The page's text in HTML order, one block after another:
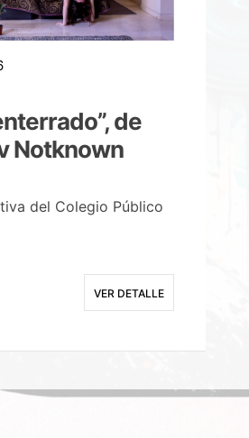
de
Notknown
del Colegio Público
VER DETALLE